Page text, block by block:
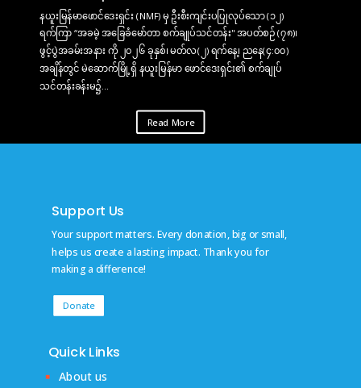
နယူးမြန်မာဖောင်ဒေးရှင်း (NMF) မှ ဦးစီးကျင်းပပြုလုပ်သော (၁၂)
ရက်ကြာ “အခမဲ့ အခြေခံမော်တာ စက်ချုပ်သင်တန်း" အပတ်စဉ် (၇၈)၊
ဖွင့်ပွဲအခမ်းအနား ကို ၂၀၂၆ ခုနှစ်၊ မတ်လ(၂) ရက်နေ့၊ ညနေ(၄:၀၀)
အချိန်တွင် မဲဆောက်မြို့ရှိ နယူးမြန်မာ ဖောင်ဒေးရှင်း၏ စက်ချုပ်
သင်တန်းခန်းမ၌...
Read More
Support Us
Your support matters. Every donation, big or small,
helps us create a lasting impact. Thank you for
making a difference!
Donate
Quick Links
About us